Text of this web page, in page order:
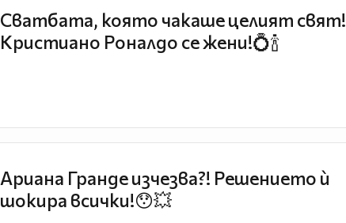
Сватбата, която чакаше целият свят!
Кристиано Роналдо се жени!💍🍾
Ариана Гранде изчезва?! Решението ѝ
шокира всички!😯💥